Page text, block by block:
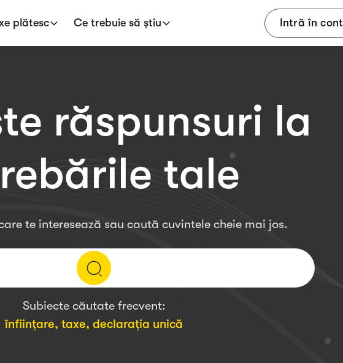
plătesc Ce trebuie să știu Intră în cont
răspunsuri la
tale
te interesează sau caută cuvintele cheie mai jos.
Subiecte căutate frecvent:
înființare, taxe, declarația unică